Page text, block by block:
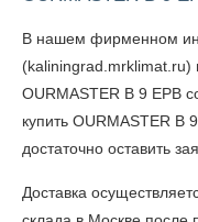
В нашем фирменном
(kaliningrad.mrklimat.ru)
OURMASTER B 9 EPB
купить OURMASTER B
достаточно оставить
Доставка